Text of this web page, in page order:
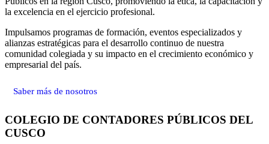
la excelencia en el ejercicio profesional.
Impulsamos programas de formación, eventos especializados y
alianzas estratégicas para el desarrollo continuo de nuestra
comunidad colegiada y su impacto en el crecimiento económico y
empresarial del país.
Saber más de nosotros
COLEGIO DE CONTADORES PÚBLICOS DEL
CUSCO